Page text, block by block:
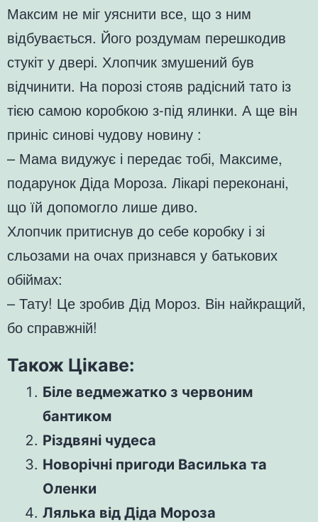
Максим не міг уяснити все, що з ним
відбувається. Його роздумам перешкодив
стукіт у двері. Хлопчик змушений був
відчинити. На порозі стояв радісний тато із
тією самою коробкою з-під ялинки. А ще він
приніс синові чудову новину :
– Мама видужує і передає тобі, Максиме,
подарунок Діда Мороза. Лікарі переконані,
що їй допомогло лише диво.
Хлопчик притиснув до себе коробку і зі
сльозами на очах признався у батькових
обіймах:
– Тату! Це зробив Дід Мороз. Він найкращий,
бо справжній!
Також Цікаве:
Біле ведмежатко з червоним
бантиком
Різдвяні чудеса
Новорічні пригоди Василька та
Оленки
Лялька від Діда Мороза